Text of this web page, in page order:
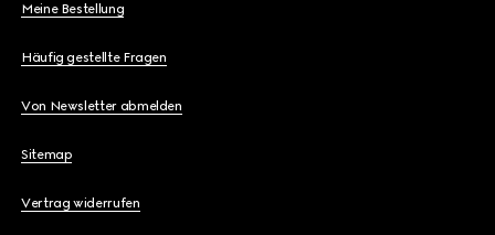
Meine Bestellung
Häufig gestellte Fragen
Von Newsletter abmelden
Sitemap
Vertrag widerrufen